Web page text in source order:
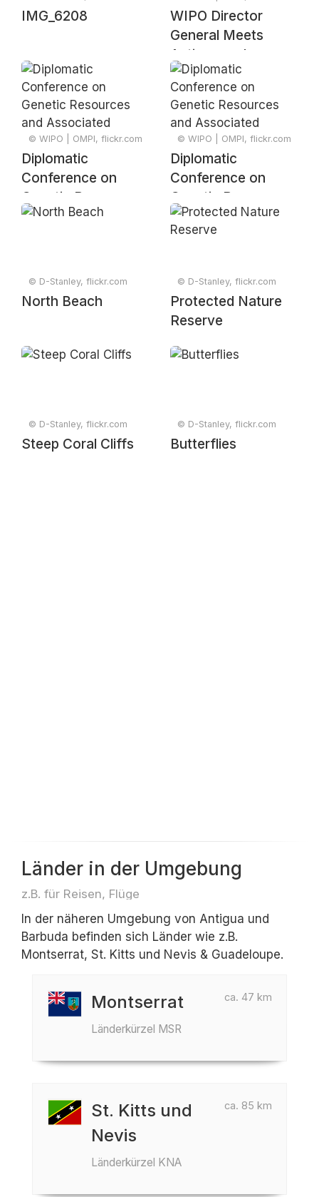
IMG_6208
WIPO Director
General Meets
Antigua and
Barbuda Delegate
© WIPO | OMPI, flickr.com
Diplomatic
Conference on
Genetic Resources
and Associated
Signing Ceremony
© WIPO | OMPI, flickr.com
Diplomatic
Conference on
Genetic Resources
and Associated
Traditional
Signing Ceremony
© D-Stanley, flickr.com
North Beach
© D-Stanley, flickr.com
Protected Nature
Reserve
© D-Stanley, flickr.com
Steep Coral Cliffs
© D-Stanley, flickr.com
Butterflies
Länder in der Umgebung
z.B. für Reisen, Flüge
In der näheren Umgebung von Antigua und
Barbuda befinden sich Länder wie z.B.
Montserrat, St. Kitts und Nevis & Guadeloupe.
ca. 47 km
Montserrat
Länderkürzel MSR
ca. 85 km
St. Kitts und
Nevis
Länderkürzel KNA